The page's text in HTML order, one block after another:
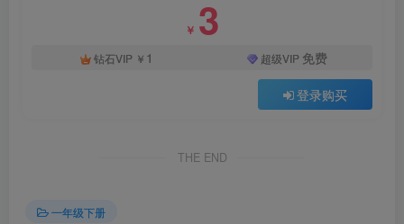
￥ 3
钻石VIP ￥ 1 超级VIP 免费
登录购买
THE END
一年级下册